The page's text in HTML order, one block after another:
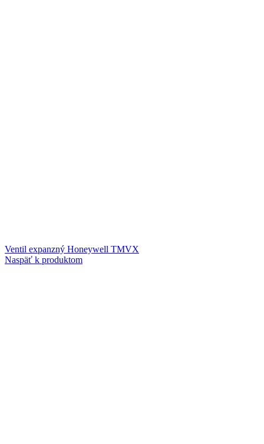
Ventil expanzný Honeywell TMVX
Naspäť k produktom